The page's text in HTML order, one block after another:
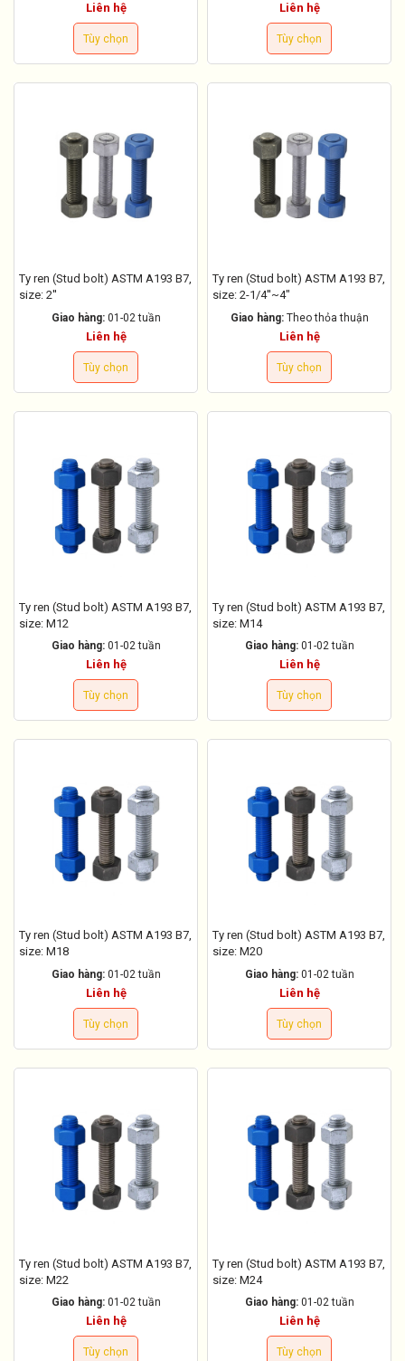
Liên hệ
Tùy chọn
Liên hệ
Tùy chọn
Ty ren (Stud bolt) ASTM A193 B7,
size: 2''
Giao hàng: 01-02 tuần
Liên hệ
Tùy chọn
Ty ren (Stud bolt) ASTM A193 B7,
size: 2-1/4''~4"
Giao hàng: Theo thỏa thuận
Liên hệ
Tùy chọn
Ty ren (Stud bolt) ASTM A193 B7,
size: M12
Giao hàng: 01-02 tuần
Liên hệ
Tùy chọn
Ty ren (Stud bolt) ASTM A193 B7,
size: M14
Giao hàng: 01-02 tuần
Liên hệ
Tùy chọn
Ty ren (Stud bolt) ASTM A193 B7,
size: M18
Giao hàng: 01-02 tuần
Liên hệ
Tùy chọn
Ty ren (Stud bolt) ASTM A193 B7,
size: M20
Giao hàng: 01-02 tuần
Liên hệ
Tùy chọn
Ty ren (Stud bolt) ASTM A193 B7,
size: M22
Giao hàng: 01-02 tuần
Liên hệ
Tùy chọn
Ty ren (Stud bolt) ASTM A193 B7,
size: M24
Giao hàng: 01-02 tuần
Liên hệ
Tùy chọn